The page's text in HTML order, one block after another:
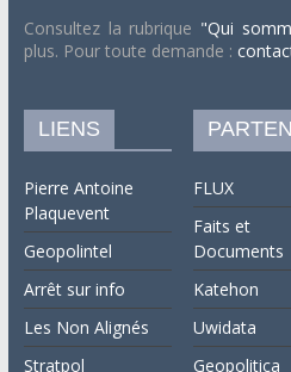
Consultez la rubrique "Qui
plus. Pour toute demande :
LIENS
Pierre Antoine
Plaquevent
Geopolintel
Arrêt sur info
Les Non Alignés
Stratpol
FLUX
Faits et
Documents
Katehon
Uwidata
Geopolitica